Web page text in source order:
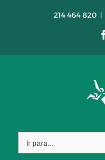
214 464 820 |
Ir para...